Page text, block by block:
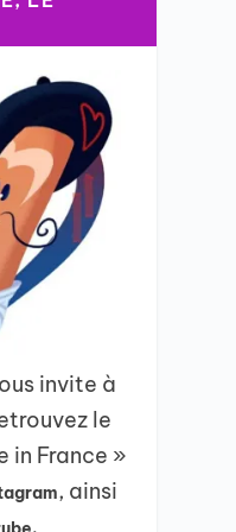
invite à
le
in France »
, ainsi